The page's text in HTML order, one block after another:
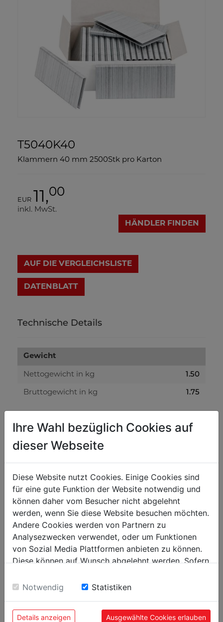
T5040K40
Klammern 40 mm 2500Stk pro Karton
EUR 11,00
inkl. MwSt.
HÄNDLER FINDEN
AUF DIE VERGLEICHSLISTE
DATENBLATT
Technische Details
Gewicht
Nettogewicht in kg 1.50
Bruttogewicht in kg 1.75
Versandmaße
Verpackungshöhe in mm
Verpackungslänge in mm 260
Allgemeine Daten
EAN Code 9120039907635
BELIEBTE PRODUKTE
Ihre Wahl bezüglich Cookies auf
dieser Webseite
Diese Website nutzt Cookies. Einige Cookies sind
für eine gute Funktion der Website notwendig und
können daher vom Besucher nicht abgelehnt
werden, wenn Sie diese Website besuchen möchten.
Andere Cookies werden von Partnern zu
Analysezwecken verwendet, oder um Funktionen
von Sozial Media Plattformen anbieten zu können.
Diese können auf Wunsch abgelehnt werden. Sofern
Einwilligung zu unseren Cookies.
Notwendig Statistiken
Details anzeigen Ausgewählte Cookies erlauben